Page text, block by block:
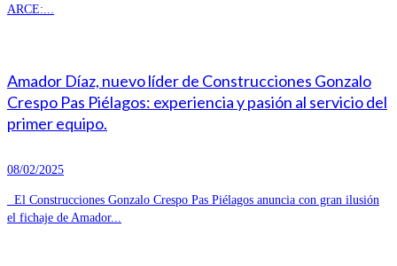
ARCE:...
Amador Díaz, nuevo líder de Construcciones Gonzalo
Crespo Pas Piélagos: experiencia y pasión al servicio del
primer equipo.
08/02/2025
El Construcciones Gonzalo Crespo Pas Piélagos anuncia con gran ilusión
el fichaje de Amador...